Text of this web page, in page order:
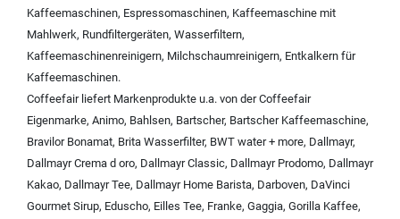
Kaffeemaschinen, Espressomaschinen, Kaffeemaschine mit
Mahlwerk, Rundfiltergeräten, Wasserfiltern,
Kaffeemaschinenreinigern, Milchschaumreinigern, Entkalkern für
Kaffeemaschinen.
Coffeefair liefert Markenprodukte u.a. von derCoffeefair
Eigenmarke, Animo, Bahlsen, Bartscher, Bartscher Kaffeemaschine,
Bravilor Bonamat, Brita Wasserfilter, BWT water + more, Dallmayr,
Dallmayr Crema d oro, Dallmayr Classic, Dallmayr Prodomo, Dallmayr
Kakao, Dallmayr Tee, Dallmayr Home Barista, Darboven, DaVinci
Gourmet Sirup, Eduscho, Eilles Tee, Franke, Gaggia, Gorilla Kaffee,